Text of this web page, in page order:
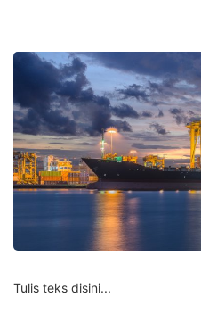
Tulis teks disini...